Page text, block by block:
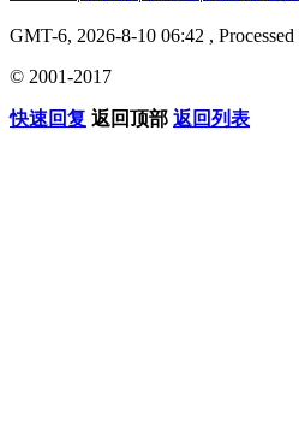
GMT-6, 2026-8-10 06:42 ,
© 2001-2017
快速回复 返回顶部 返回列表